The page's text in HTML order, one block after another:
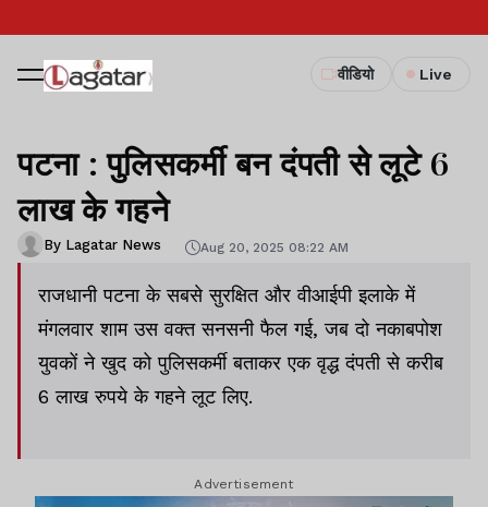
वीडियो Live
पटना : पुलिसकर्मी बन दंपती से लूटे 6
लाख के गहने
By Lagatar News Aug 20, 2025 08:22 AM
राजधानी पटना के सबसे सुरक्षित और वीआईपी इलाके में
मंगलवार शाम उस वक्त सनसनी फैल गई, जब दो नकाबपोश
युवकों ने खुद को पुलिसकर्मी बताकर एक वृद्ध दंपती से करीब
6 लाख रुपये के गहने लूट लिए.
Advertisement